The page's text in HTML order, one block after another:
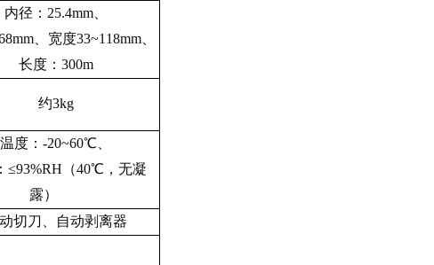
内径： 25.4mm、
、宽度33~118mm、
长度： 300m
约3kg
温度： -20~60℃、
≤93%RH（40℃，无凝
露）
切刀、自动剥离器